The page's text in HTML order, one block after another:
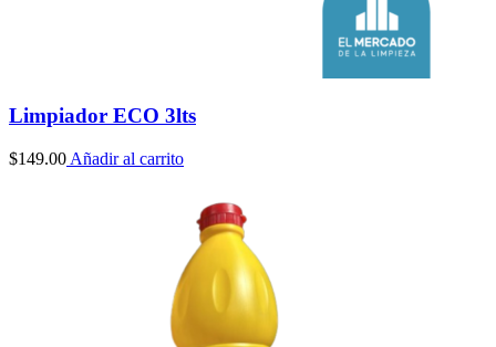
Limpiador ECO 3lts
$149.00 Añadir al carrito